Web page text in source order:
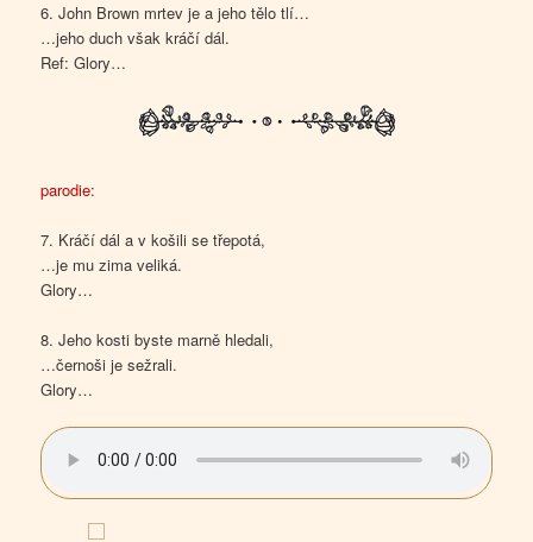
6. John Brown mrtev je a jeho tělo tlí…
…jeho duch však kráčí dál.
Ref: Glory…
parodie:
7. Kráčí dál a v košili se třepotá,
…je mu zima veliká.
Glory…
8. Jeho kosti byste marně hledali,
…černoši je sežrali.
Glory…